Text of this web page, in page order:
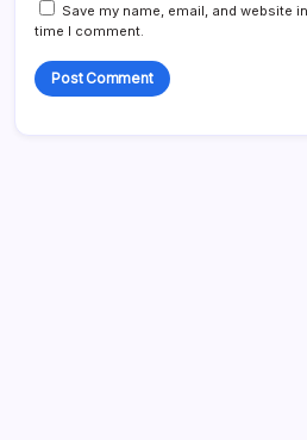
Save my name, email, and website
time I comment.